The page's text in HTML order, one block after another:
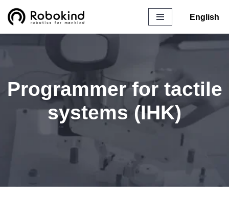
Zum
English
Programmer for tactile
systems (IHK)